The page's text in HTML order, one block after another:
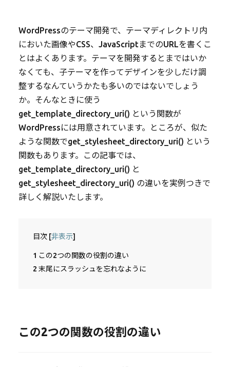
WordPressのテーマ開発で、テーマディレクトリ内
においた画像やCSS、JavaScriptまでのURLを書くこ
とはよくあります。テーマを開発するとまではいか
なくても、子テーマを作ってデザインを少しだけ調
整するなんていうかたも多いのではないでしょう
か。そんなときに使う
get_template_directory_uri() という関数が
WordPressには用意されています。ところが、似た
ような関数でget_stylesheet_directory_uri() という
関数もあります。この記事では、
get_template_directory_uri() と
get_stylesheet_directory_uri() の違いを実例つきで
詳しく解説いたします。
目次 [非表示]
1 この2つの関数の役割の違い
2 末尾にスラッシュを忘れなように
この2つの関数の役割の違い